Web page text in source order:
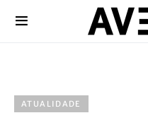
ATUALIDADE